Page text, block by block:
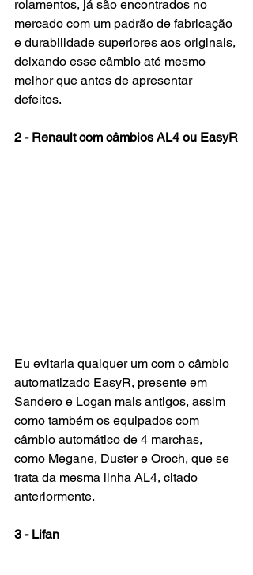
rolamentos, já são encontrados no
mercado com um padrão de fabricação
e durabilidade superiores aos originais,
deixando esse câmbio até mesmo
melhor que antes de apresentar
defeitos.
2 - Renault com câmbios AL4 ou EasyR
Eu evitaria qualquer um com o câmbio
automatizado EasyR, presente em
Sandero e Logan mais antigos, assim
como também os equipados com
câmbio automático de 4 marchas,
como Megane, Duster e Oroch, que se
trata da mesma linha AL4, citado
anteriormente.
3 - Lifan